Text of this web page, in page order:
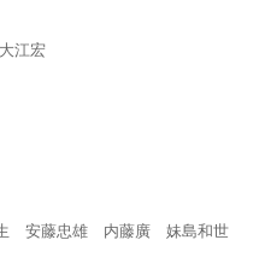
江宏
安藤忠雄 内藤廣 妹島和世